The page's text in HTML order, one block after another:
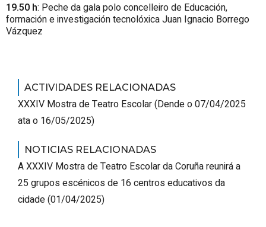
19.50 h: Peche da gala polo concelleiro de Educación,
formación e investigación tecnolóxica Juan Ignacio Borrego
Vázquez
ACTIVIDADES RELACIONADAS
XXXIV Mostra de Teatro Escolar(Dende o 07/04/2025
ata o 16/05/2025)
NOTICIAS RELACIONADAS
A XXXIV Mostra de Teatro Escolar da Coruña reunirá a
25 grupos escénicos de 16 centros educativos da
cidade(01/04/2025)